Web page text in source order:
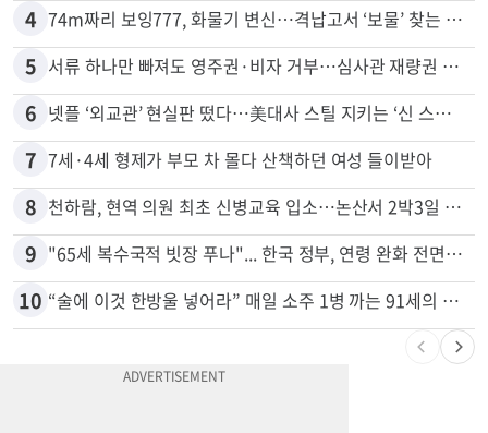
4 74m짜리 보잉777, 화물기 변신…격납고서 ‘보물’ 찾는 인천공항
5 서류 하나만 빠져도 영주권·비자 거부…심사관 재량권 대폭 확대
6 넷플 ‘외교관’ 현실판 떴다…美대사 스틸 지키는 ‘신 스틸러’
7 7세·4세 형제가 부모 차 몰다 산책하던 여성 들이받아
8 천하람, 현역 의원 최초 신병교육 입소…논산서 2박3일 생활
9 "65세 복수국적 빗장 푸나"... 한국 정부, 연령 완화 전면 추진
10 “술에 이것 한방울 넣어라” 매일 소주 1병 까는 91세의 철칙